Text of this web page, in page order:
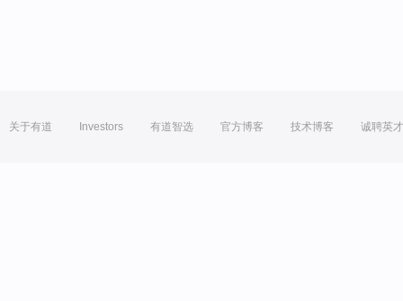
关于有道 Investors 有道智选 官方博客 技术博客 诚聘英才